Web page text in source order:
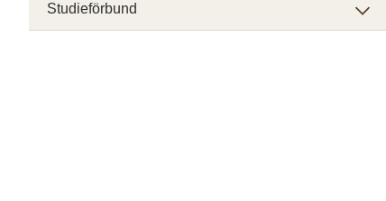
Studieförbund